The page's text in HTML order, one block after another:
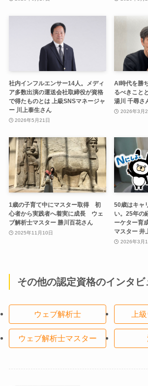
社内インフルエンサー14人。メディ
ア多数出演の運送会社取締役が資格
で得たものとは 上級SNSマネージャ
ー 川上泰生さん
2026年5月21日
AI時代を勝
るべきこと
湯川 千尋さ
2026年3月
1歳の子育て中にマスター取得 初
心者から実践者へ着実に成長 ウェ
ブ解析士マスター 勝川百花さん
2025年11月10日
50歳はキャ
い。25年の
ーケター育
マスター 井
2026年3月1
その他の認定資格のインタビ
ウェブ解析士 上
ウェブ解析士マスター